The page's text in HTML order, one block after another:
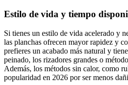
Estilo de vida y tiempo
Si tienes un estilo de vida acelerado y
las planchas ofrecen mayor rapidez y
prefieres un acabado más natural y
peinado, los rizadores grandes o
Además, los métodos sin calor, como
popularidad en 2026 por ser menos